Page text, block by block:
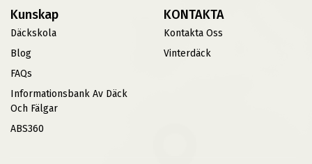
Kunskap
Däckskola
Blog
FAQs
Informationsbank Av Däck
Och Fälgar
ABS360
KONTAKTA
Kontakta Oss
Vinterdäck